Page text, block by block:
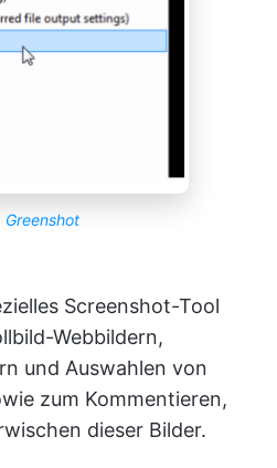
Greenshot
Screenshot-Tool
Webbildern,
und Auswahlen von
zum Kommentieren,
dieser Bilder.